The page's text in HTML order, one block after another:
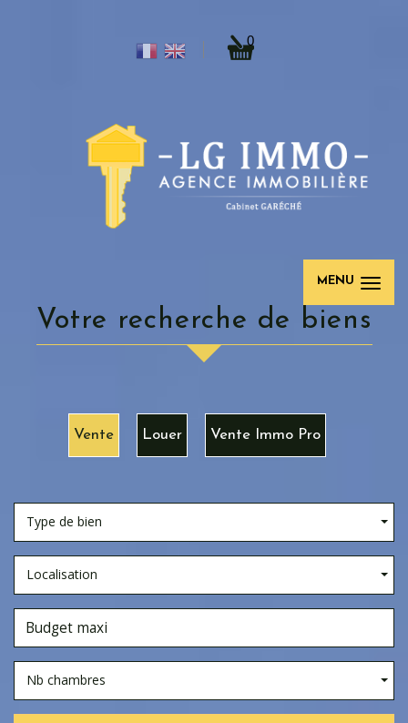
0
MENU
votre recherche de biens
Vente Louer Vente Immo Pro
Type de bien
Localisation
Nb chambres